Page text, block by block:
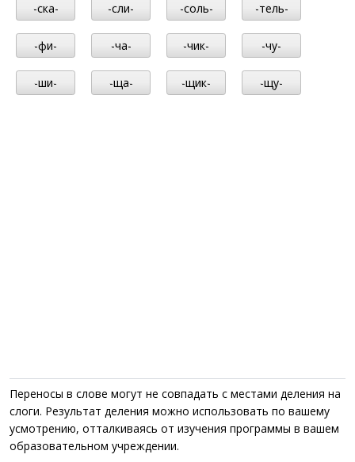
-ска- -сли- -соль- -тель-
-фи- -ча- -чик- -чу-
-ши- -ща- -щик- -щу-
Переносы в слове могут не совпадать с местами деления на
слоги. Результат деления можно использовать по вашему
усмотрению, отталкиваясь от изучения программы в вашем
образовательном учреждении.